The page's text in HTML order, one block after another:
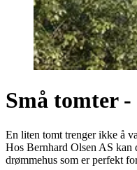
Små tomter -
En liten tomt trenger ikke å
Hos Bernhard Olsen AS kan
drømmehus som er perfekt